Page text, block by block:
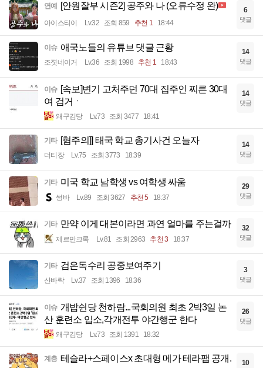
연예 [안원잘부 시즌2] 공주와 나 (오류수정 완)
아이스티이 Lv.32 조회 859 추천 1 18:44
6
댓글
이슈 애국노들의 유튜브 댓글 근황
조졋네이거 Lv.36 조회 1998 추천 1 18:43
14
댓글
이슈 [속보]변기 고처주던 70대 집주인 찌른 30대
여 검거ㆍ
왜구김당 Lv.73 조회 3477 18:41
14
댓글
기타 [혐주의]] 태국 학교 총기사건 오늘자
더티장 Lv.75 조회 3773 18:39
14
댓글
기타 미국 학교 남학생 vs 여학생 싸움
썽바 Lv.89 조회 3627 추천 5 18:37
29
댓글
기타 만약 이게 대본이라면 과연 얼마를 주는걸까
제르만크록 Lv.81 조회 2963 추천 3 18:37
32
댓글
기타 검은독수리 공중보여주기
산바락 Lv.37 조회 1396 18:36
3
댓글
이슈 개밥쉰당 천하람...국회의원 최초 2박3일 논
산 훈련소 입소,각개전투 야간행군 한다
왜구김당 Lv.73 조회 1391 18:32
26
댓글
계층 테슬라+스페이스x 초대형 메가 테라팹 공개. 10